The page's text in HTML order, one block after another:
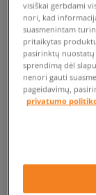
visiškai gerbdami
nori, kad
suasmenintam
pritaikytas
pasirinktų
sprendimą dėl
nenori gauti
pageidavimų,
privatumo